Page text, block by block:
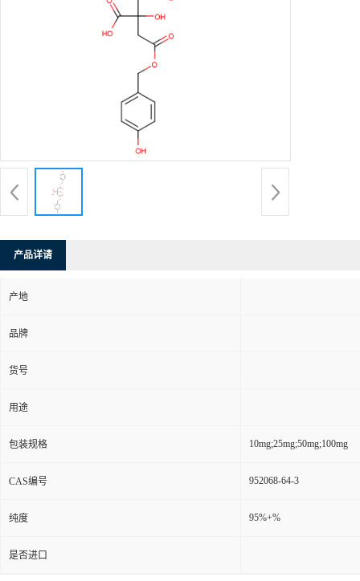
产品详请
产地
品牌
货号
用途
包装规格 10mg;25mg;50mg;100mg
CAS编号 952068-64-3
纯度 95%+%
是否进口